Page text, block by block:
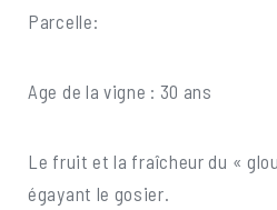
Parcelle:
Age de la vigne : 30 ans
Le fruit et la fraîcheur du «
égayant le gosier.